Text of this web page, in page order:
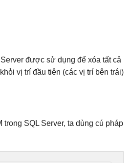
được sử dụng để xóa tất cả
vị trí đầu tiên (các vị trí bên trái)
SQL Server, ta dùng cú pháp